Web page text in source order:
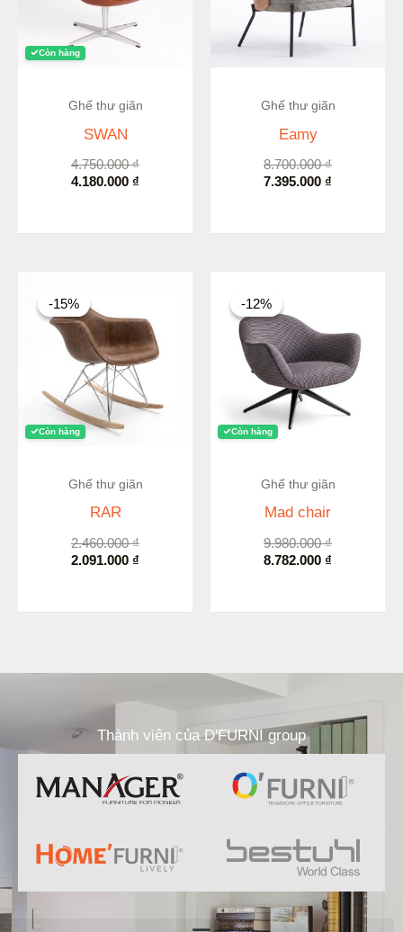
Còn hàng
Ghế thư giãn
SWAN
4.750.000₫
4.180.000 ₫
Ghế thư giãn
Eamy
8.700.000₫
7.395.000 ₫
-15%
Còn hàng
-15%
Ghế thư giãn
RAR
2.460.000₫
2.460.000 ₫.
2.091.000 ₫
là:
2.091.000 ₫.
-12%
Còn hàng
-12%
Ghế thư giãn
Mad chair
9.980.000₫
9.980.000 ₫.
8.782.000 ₫
là:
8.782.000 ₫.
Thành viên của D'FURNI group